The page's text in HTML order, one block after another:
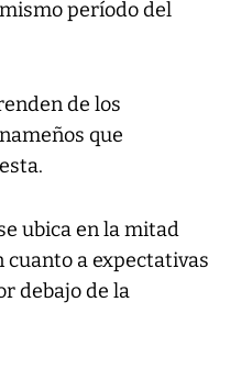
período del
de los
que
ubica en la mitad
a expectativas
debajo de la